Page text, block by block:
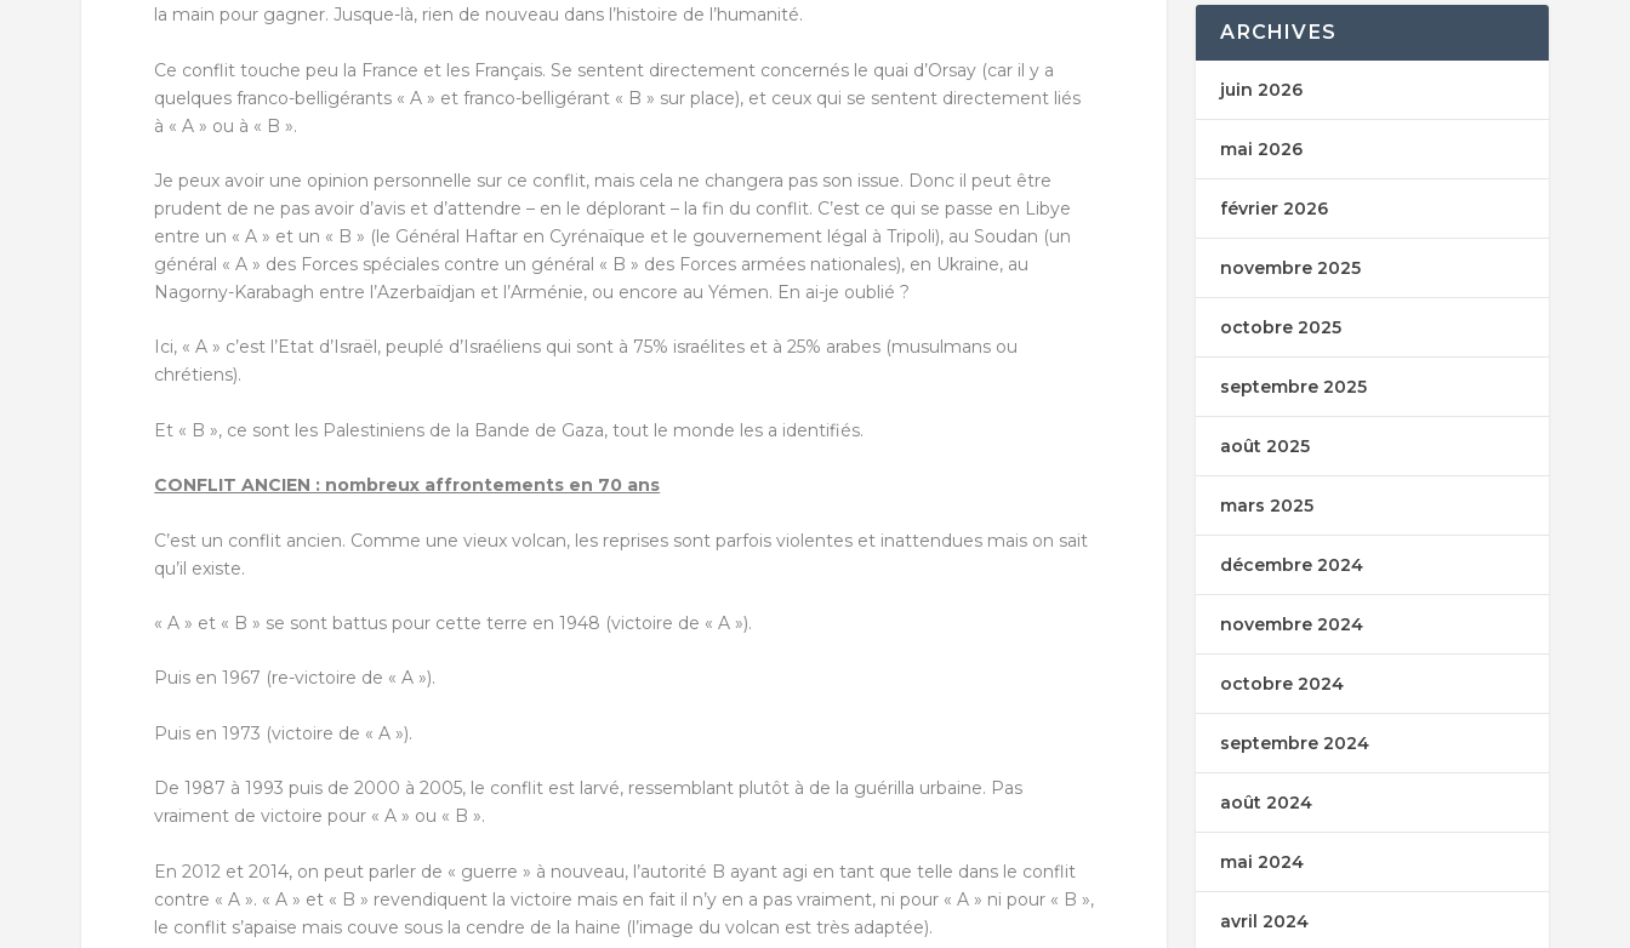
la main pour gagner. Jusque-là, rien de nouveau dans l’histoire de l’humanité.
Ce conflit touche peu la France et les Français. Se sentent directement concernés le quai d’Orsay (car il y a
quelques franco-belligérants « A » et franco-belligérant « B » sur place), et ceux qui se sentent directement liés
à « A » ou à « B ».
Je peux avoir une opinion personnelle sur ce conflit, mais cela ne changera pas son issue. Donc il peut être
prudent de ne pas avoir d’avis et d’attendre – en le déplorant – la fin du conflit. C’est ce qui se passe en Libye
entre un « A » et un « B » (le Général Haftar en Cyrénaïque et le gouvernement légal à Tripoli), au Soudan (un
général « A » des Forces spéciales contre un général « B » des Forces armées nationales), en Ukraine, au
Nagorny-Karabagh entre l’Azerbaïdjan et l’Arménie, ou encore au Yémen. En ai-je oublié ?
Ici, « A » c’est l’Etat d’Israël, peuplé d’Israéliens qui sont à 75% israélites et à 25% arabes (musulmans ou
chrétiens).
Et « B », ce sont les Palestiniens de la Bande de Gaza, tout le monde les a identifiés.
CONFLIT ANCIEN : nombreux affrontements en 70 ans
C’est un conflit ancien. Comme une vieux volcan, les reprises sont parfois violentes et inattendues mais on sait
qu’il existe.
« A » et « B » se sont battus pour cette terre en 1948 (victoire de « A »).
Puis en 1967 (re-victoire de « A »).
Puis en 1973 (victoire de « A »).
De 1987 à 1993 puis de 2000 à 2005, le conflit est larvé, ressemblant plutôt à de la guérilla urbaine. Pas
vraiment de victoire pour « A » ou « B ».
En 2012 et 2014, on peut parler de « guerre » à nouveau, l’autorité B ayant agi en tant que telle dans le conflit
contre « A ». « A » et « B » revendiquent la victoire mais en fait il n’y en a pas vraiment, ni pour « A » ni pour « B »,
le conflit s’apaise mais couve sous la cendre de la haine (l’image du volcan est très adaptée).
ARCHIVES
juin 2026
mai 2026
février 2026
novembre 2025
octobre 2025
septembre 2025
août 2025
mars 2025
décembre 2024
novembre 2024
octobre 2024
septembre 2024
août 2024
mai 2024
avril 2024